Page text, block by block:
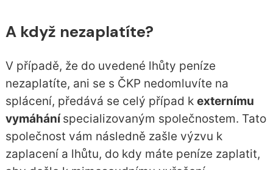
A když nezaplatíte?
V případě, že do uvedené lhůty peníze
nezaplatíte, ani se s ČKP nedomluvíte na
splácení, předává se celý případ k externímu
vymáháníspecializovaným společnostem. Tato
společnost vám následně zašle výzvu k
zaplacení a lhůtu, do kdy máte peníze zaplatit,